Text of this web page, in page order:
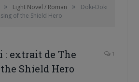
» Light Novel / Roman »
Doki-Doki
of the Shield Hero
: extrait de The
Shield Hero
1